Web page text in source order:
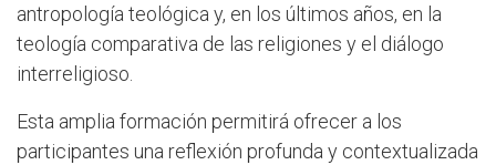
antropología teológica y, en los últimos años, en la
teología comparativa de las religiones y el diálogo
interreligioso.
Esta amplia formación permitirá ofrecer a los
participantes una reflexión profunda y contextualizada